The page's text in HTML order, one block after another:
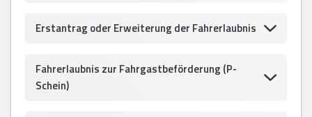
Erstantrag oder Erweiterung der Fahrerlaubnis
Fahrerlaubnis zur Fahrgastbeförderung (P-
Schein)